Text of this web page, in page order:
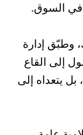
في السوق.
وطبّق إدارة
إلى القاع
يتعداه إلى